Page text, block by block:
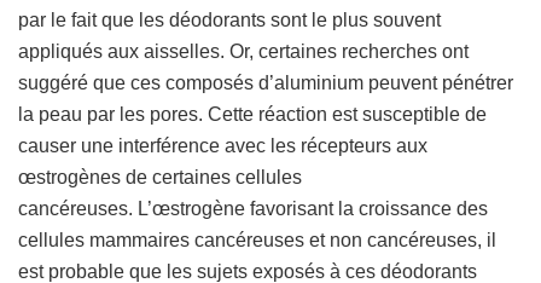
par le fait que les déodorants sont le plus souvent
appliqués aux aisselles. Or, certaines recherches ont
suggéré que ces composés d’aluminium peuvent pénétrer
la peau par les pores. Cette réaction est susceptible de
causer une interférence avec les récepteurs aux
œstrogènes de certaines cellules
cancéreuses. L’œstrogène favorisant la croissance des
cellules mammaires cancéreuses et non cancéreuses, il
est probable que les sujets exposés à ces déodorants